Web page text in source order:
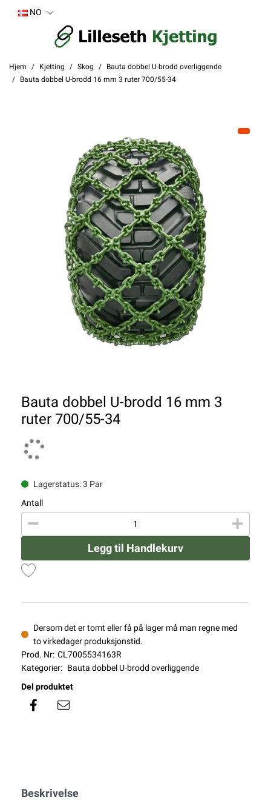
NO
Hjem Kjetting Skog
Bauta dobbel U-brodd overliggende
Bauta dobbel U-brodd 16 mm 3 ruter 700/55-34
Bauta dobbel U-brodd 16 mm 3
ruter 700/55-34
Lagerstatus: 3 Par
Antall
Legg til Handlekurv
Dersom det er tomt eller få på lager må man regne med
to virkedager produksjonstid.
Prod. Nr: CL7005534163R
Kategorier: Bauta dobbel U-brodd overliggende
Del produktet
Beskrivelse